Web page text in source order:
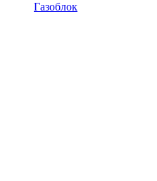
Газоблок